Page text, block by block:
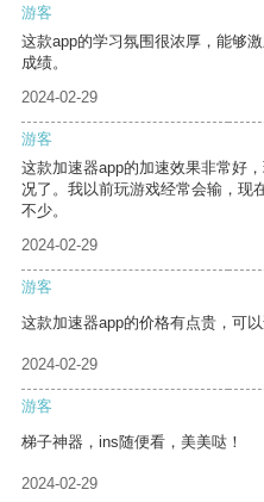
游客
这款app的学习氛围很浓厚，能够
成绩。
2024-02-29
游客
这款加速器app的加速效果非常好
况了。我以前玩游戏经常会输，现
不少。
2024-02-29
游客
这款加速器app的价格有点贵，可
2024-02-29
游客
梯子神器，ins随便看，美美哒！
2024-02-29